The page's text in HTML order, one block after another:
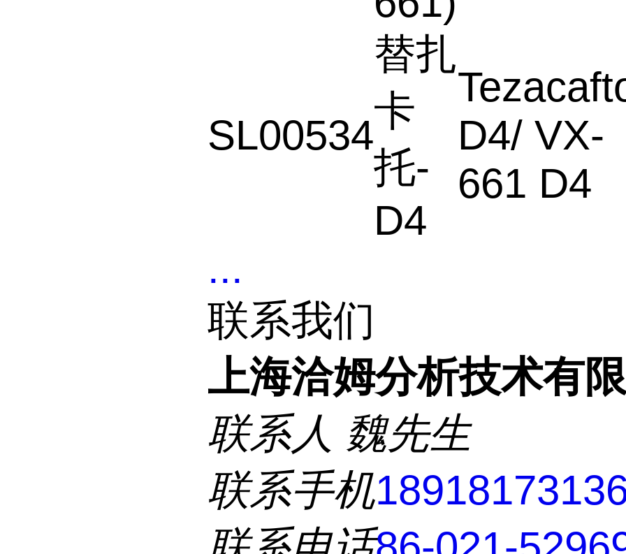
SL00534
替扎
卡
托-
D4
D4/ VX-
661 D4
...
联系我们
上海洽姆分析技术有
联系人 魏先生
联系手机